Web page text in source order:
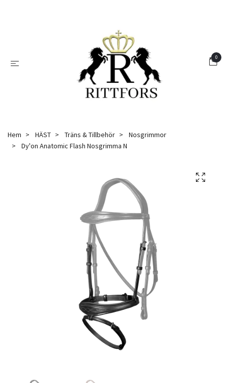
0
Hem HÄST Träns & Tillbehör
Nosgrimmor
Dy'on Anatomic Flash Nosgrimma N